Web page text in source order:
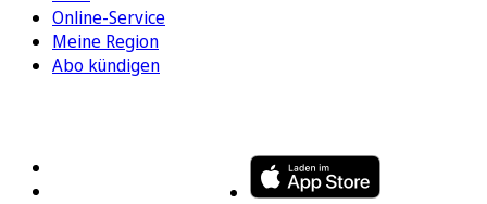
Online-Service
Meine Region
Abo kündigen